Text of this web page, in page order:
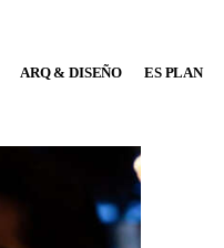
ARQ & DISEÑO ES PLAN